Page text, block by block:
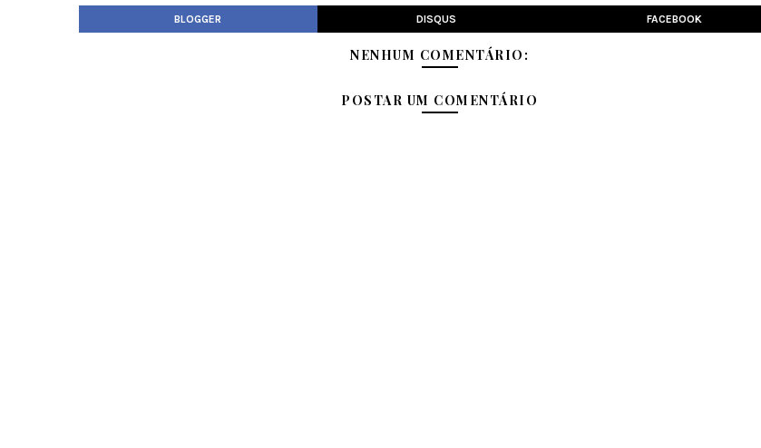
BLOGGER DISQUS FACEBOOK
NENHUM COMENTÁRIO:
POSTAR UM COMENTÁRIO